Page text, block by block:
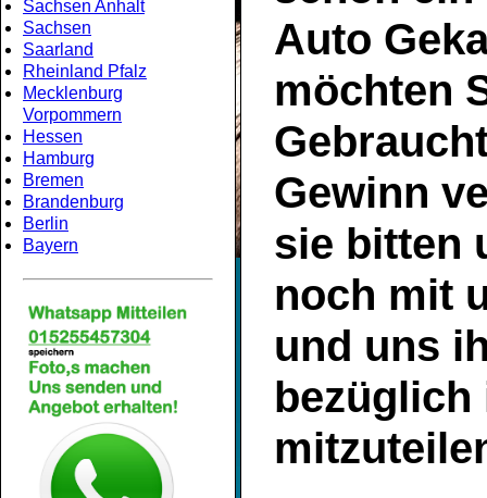
Sachsen Anhalt
Sachsen
Saarland
Rheinland Pfalz
Mecklenburg
Vorpommern
Hessen
Hamburg
Bremen
Brandenburg
Berlin
Bayern
Auto
möchten
Gewinn
sie bitten
noch mit
und uns